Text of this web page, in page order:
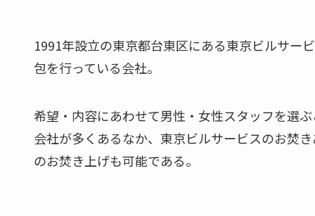
1991年設立の東京都台東区にある東京ビルサー
包を行っている会社。
希望・内容にあわせて男性・女性スタッフを選
会社が多くあるなか、東京ビルサービスのお焚
のお焚き上げも可能である。